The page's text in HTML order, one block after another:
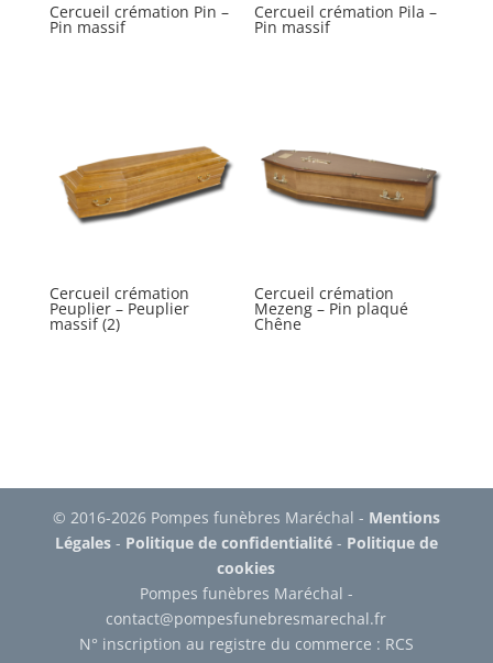
Cercueil crémation Pin –
Pin massif
Cercueil crémation Pila –
Pin massif
Cercueil crémation
Peuplier – Peuplier
massif (2)
Cercueil crémation
Mezeng – Pin plaqué
Chêne
© 2016-2026 Pompes funèbres Maréchal - Mentions
Légales- Politique de confidentialité- Politique de
cookies
Pompes funèbres Maréchal -
contact@pompesfunebresmarechal.fr
N° inscription au registre du commerce : RCS